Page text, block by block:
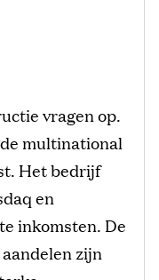
vragen op.
multinational
Het bedrijf
en
inkomsten. De
zijn